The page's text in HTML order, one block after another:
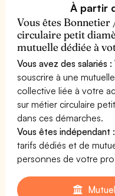
À partir
Vous êtes
circulaire petit
mutuelle dédiée à
Vous avez des salariés :
souscrire à une
collective liée à votre
sur métier circulaire
dans ces démarches.
Vous êtes indépendant :
tarifs dédiés et de
personnes de votre